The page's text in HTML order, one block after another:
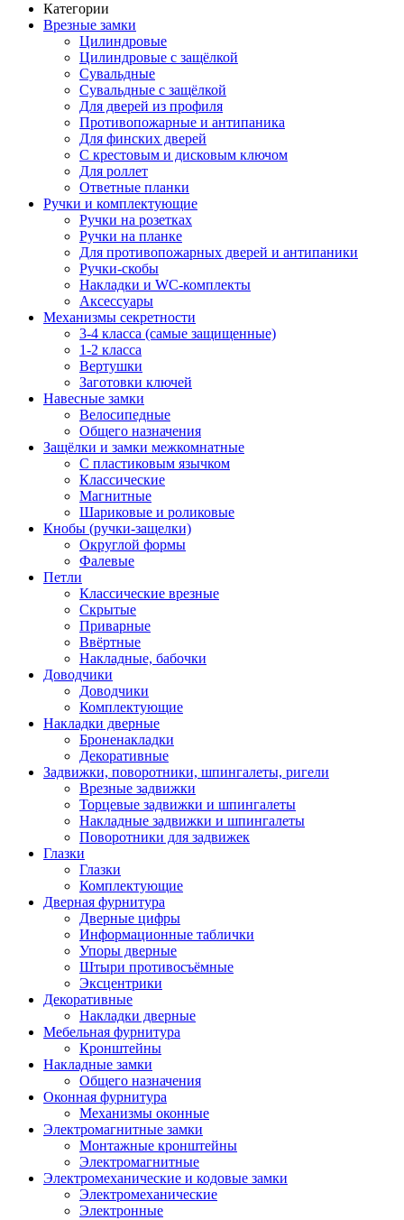
Категории
Врезные замки
Цилиндровые
Цилиндровые с защёлкой
Сувальдные
Сувальдные с защёлкой
Для дверей из профиля
Противопожарные и антипаника
Для финских дверей
С крестовым и дисковым ключом
Для роллет
Ответные планки
Ручки и комплектующие
Ручки на розетках
Ручки на планке
Для противопожарных дверей и антипаники
Ручки-скобы
Накладки и WC-комплекты
Аксессуары
Механизмы секретности
3-4 класса (самые защищенные)
1-2 класса
Вертушки
Заготовки ключей
Навесные замки
Велосипедные
Общего назначения
Защёлки и замки межкомнатные
С пластиковым язычком
Классические
Магнитные
Шариковые и роликовые
Кнобы (ручки-защелки)
Округлой формы
Фалевые
Петли
Классические врезные
Скрытые
Приварные
Ввёртные
Накладные, бабочки
Доводчики
Доводчики
Комплектующие
Накладки дверные
Броненакладки
Декоративные
Задвижки, поворотники, шпингалеты, ригели
Врезные задвижки
Торцевые задвижки и шпингалеты
Накладные задвижки и шпингалеты
Поворотники для задвижек
Глазки
Глазки
Комплектующие
Дверная фурнитура
Дверные цифры
Информационные таблички
Упоры дверные
Штыри противосъёмные
Эксцентрики
Декоративные
Накладки дверные
Мебельная фурнитура
Кронштейны
Накладные замки
Общего назначения
Оконная фурнитура
Механизмы оконные
Электромагнитные замки
Монтажные кронштейны
Электромагнитные
Электромеханические и кодовые замки
Электромеханические
Электронные